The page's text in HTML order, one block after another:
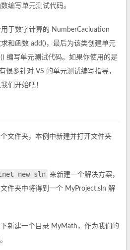
编写单元测试代码。
于数字计算的 NumberCacluation
和函数 add()，最后为该类创建单元
编写单元测试代码。如果你使用的是
很多针对 VS 的单元测试编写指导，
们开始吧！
文件夹，本例中新建并打开文件夹
new sln 来新建一个解决方案，
件夹中将得到一个 MyProject.sln 解
新建一个目录 MyMath，作为我们的